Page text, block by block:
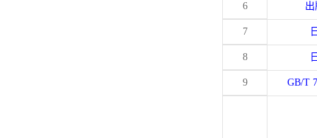
6
7
8
9 GB/T